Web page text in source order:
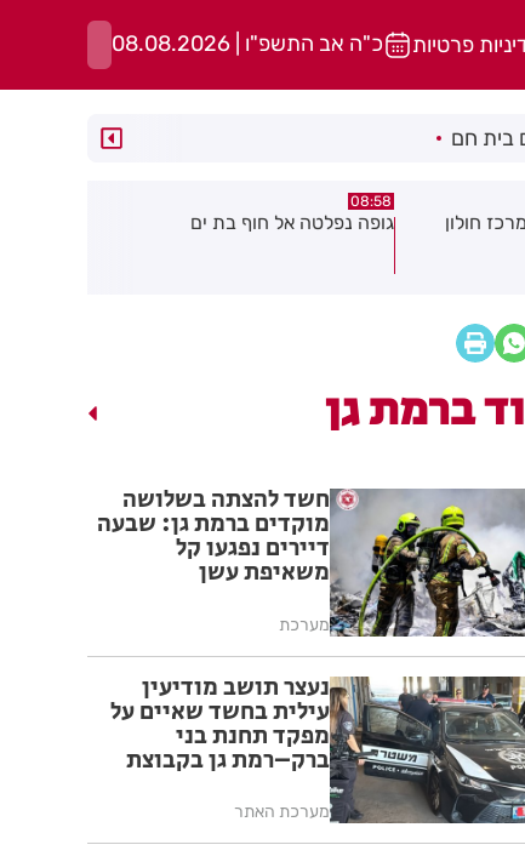
פרטיות כ"ה אב התשפ"ו | 08.08.2026
בית חם
ים
08:29
חשד להצתה בשלושה מוקדים ברמת
ברמת גן
חשד להצתה בשלושה
מוקדים ברמת גן: שבעה
דיירים נפגעו קל
משאיפת עשן
מערכת
נעצר תושב מודיעין
עילית בחשד שאיים על
מפקד תחנת בני
ברק–רמת גן בקבוצת
מערכת האתר